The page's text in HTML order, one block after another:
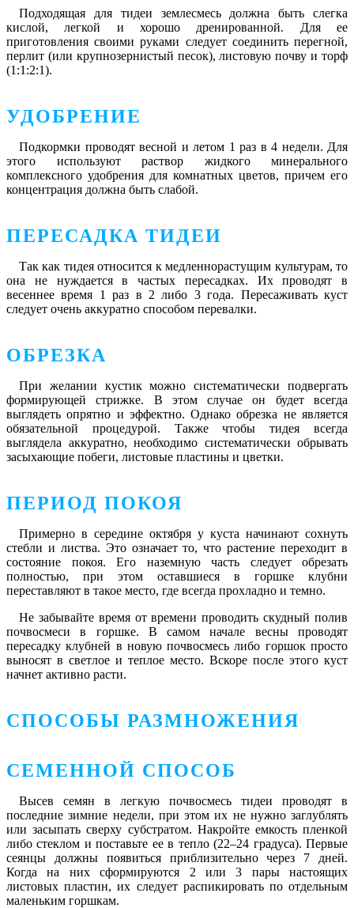
Подходящая для тидеи землесмесь должна быть слегка
кислой, легкой и хорошо дренированной. Для ее
приготовления своими руками следует соединить перегной,
перлит (или крупнозернистый песок), листовую почву и торф
(1:1:2:1).
УДОБРЕНИЕ
Подкормки проводят весной и летом 1 раз в 4 недели. Для
этого используют раствор жидкого минерального
комплексного удобрения для комнатных цветов, причем его
концентрация должна быть слабой.
ПЕРЕСАДКА ТИДЕИ
Так как тидея относится к медленнорастущим культурам, то
она не нуждается в частых пересадках. Их проводят в
весеннее время 1 раз в 2 либо 3 года. Пересаживать куст
следует очень аккуратно способом перевалки.
ОБРЕЗКА
При желании кустик можно систематически подвергать
формирующей стрижке. В этом случае он будет всегда
выглядеть опрятно и эффектно. Однако обрезка не является
обязательной процедурой. Также чтобы тидея всегда
выглядела аккуратно, необходимо систематически обрывать
засыхающие побеги, листовые пластины и цветки.
ПЕРИОД ПОКОЯ
Примерно в середине октября у куста начинают сохнуть
стебли и листва. Это означает то, что растение переходит в
состояние покоя. Его наземную часть следует обрезать
полностью, при этом оставшиеся в горшке клубни
переставляют в такое место, где всегда прохладно и темно.
Не забывайте время от времени проводить скудный полив
почвосмеси в горшке. В самом начале весны проводят
пересадку клубней в новую почвосмесь либо горшок просто
выносят в светлое и теплое место. Вскоре после этого куст
начнет активно расти.
СПОСОБЫ РАЗМНОЖЕНИЯ
СЕМЕННОЙ СПОСОБ
Высев семян в легкую почвосмесь тидеи проводят в
последние зимние недели, при этом их не нужно заглублять
или засыпать сверху субстратом. Накройте емкость пленкой
либо стеклом и поставьте ее в тепло (22–24 градуса). Первые
сеянцы должны появиться приблизительно через 7 дней.
Когда на них сформируются 2 или 3 пары настоящих
листовых пластин, их следует распикировать по отдельным
маленьким горшкам.